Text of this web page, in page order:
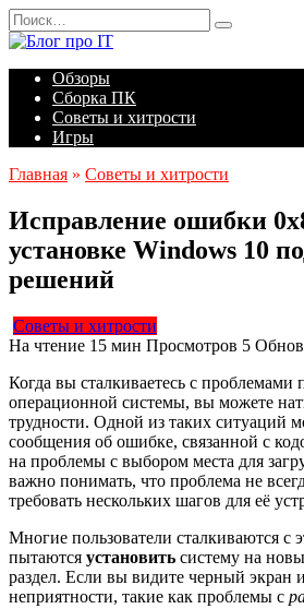
Перейти
к
содержанию
Search
for:
Обзоры
Сборка ПК
Советы и хитрости
Игры
Главная » Советы и хитрости
Исправление ошибки
установке Windows 10
решений
Советы и хитрости
На чтение 15 мин Просмотров 5
Когда вы сталкиваетесь с проблемами
операционной системы, вы можете
трудности. Одной из таких ситуаций
сообщения об ошибке, связанной с
на проблемы с выбором места для
важно понимать, что проблема не
требовать нескольких шагов для её
Многие пользователи сталкиваются с
пытаются установить систему на
раздел. Если вы видите черный экран
неприятности, такие как проблемы с